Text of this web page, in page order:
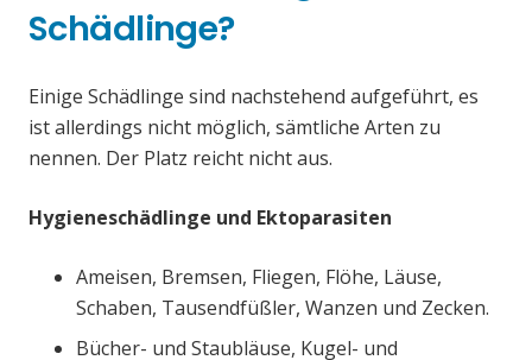
Schädlinge?
Einige Schädlinge sind nachstehend aufgeführt, es
ist allerdings nicht möglich, sämtliche Arten zu
nennen. Der Platz reicht nicht aus.
Hygieneschädlinge und Ektoparasiten
Ameisen, Bremsen, Fliegen, Flöhe, Läuse,
Schaben, Tausendfüßler, Wanzen und Zecken.
Bücher- und Staubläuse, Kugel- und